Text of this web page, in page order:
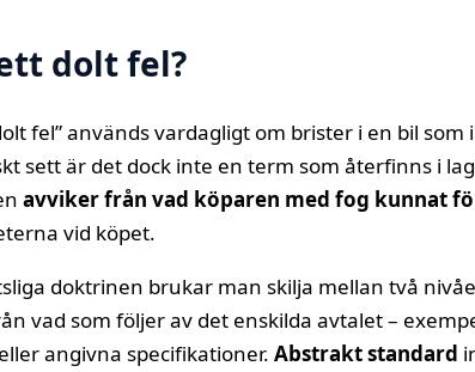
dolt fel?
fel” används vardagligt om brister i en bil
sett är det dock inte en term som återfinns i
avviker från vad köparen med fog kunnat
vid köpet.
doktrinen brukar man skilja mellan två
vad som följer av det enskilda avtalet –
angivna specifikationer. Abstrakt standard